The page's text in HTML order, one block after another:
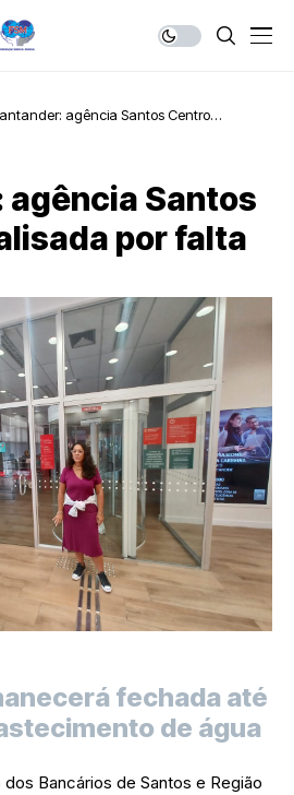
agência Santos Centro
agência Santos
por falta
fechada até
de água
Bancários de Santos e Região